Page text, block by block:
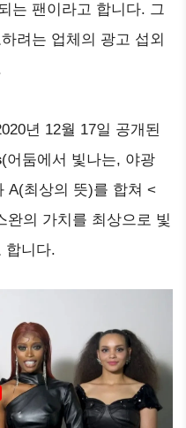
는 팬이라고 합니다. 그
려는 업체의 광고 섭외
년 12월 17일 공개된
(어둠에서 빛나는, 야광
A(최상의 뜻)를 합쳐 <
완의 가치를 최상으로 빛
합니다.